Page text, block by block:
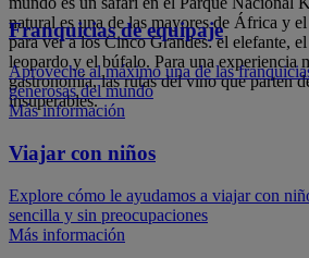
natural es una de las mayores de África y
para ver a los Cinco Grandes: el elefante,
leopardo y el búfalo. Para una experiencia
gastronomía, las rutas del vino que parten
insuperables.
Franquicias de equipaje
Aproveche al máximo una de las
generosas del mundo
Más información
Viajar con niños
Explore cómo le ayudamos a viajar con
sencilla y sin preocupaciones
Más información